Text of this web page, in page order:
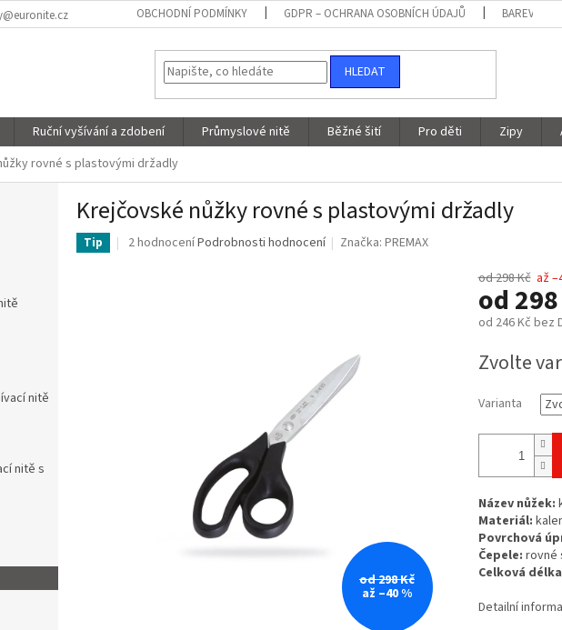
OBCHODNÍ PODMÍNKY GDPR – OCHRANA OSOBNÍCH ÚDAJŮ BAREVNICE
HLEDAT
Ruční vyšívání a zdobení Průmyslové nitě Běžné šití Pro děti Zipy
rovné s plastovými držadly
nitě
nitě s
Krejčovské nůžky rovné s plastovými držadly
Tip
Průměrné
2 hodnoceníPodrobnosti hodnocení Značka:PREMAX
od 298 Kč
až –40 %
od 298 Kč až
od
od 246 Kč bez
cena:
Zvolte
Varianta
Název nůžek:
Materiál:
Povrchová
Čepele: rovné
Celková
Detailní